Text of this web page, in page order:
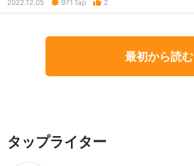
2022.12.05 971Tap 2
最初から読む
タップライター